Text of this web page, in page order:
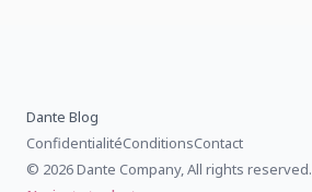
Dante Blog
ConfidentialitéConditionsContact
© 2026 Dante Company, All rights reserved.